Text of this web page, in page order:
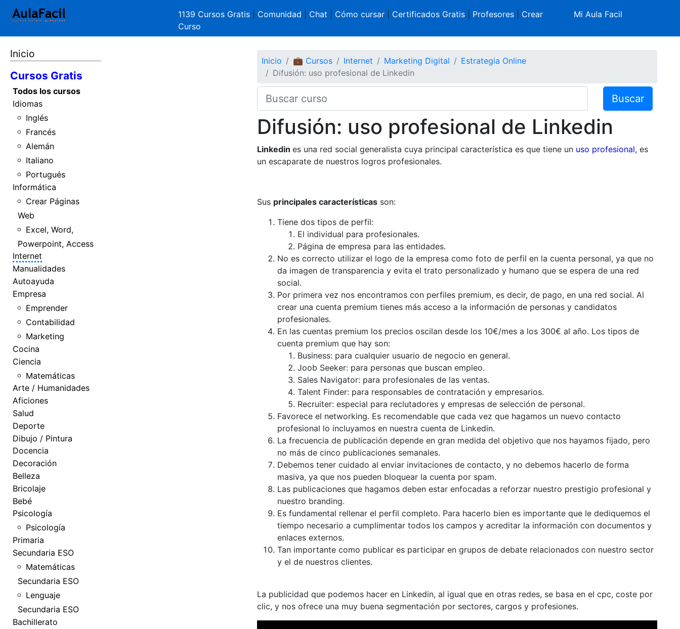
1139 Cursos Gratis Comunidad Chat Cómo cursar| Certificados Gratis| Profesores| Crear
Curso
Mi Aula Facil
Inicio
Cursos Gratis
Todos los cursos
Idiomas
Inglés
Francés
Alemán
Italiano
Portugués
Informática
Crear Páginas
Web
Excel, Word,
Powerpoint, Access
Internet
Manualidades
Autoayuda
Empresa
Emprender
Contabilidad
Marketing
Cocina
Ciencia
Matemáticas
Arte / Humanidades
Aficiones
Salud
Deporte
Dibujo / Pintura
Docencia
Decoración
Belleza
Bricolaje
Bebé
Psicología
Psicología
Primaria
Secundaria ESO
Matemáticas
Secundaria ESO
Lenguaje
Secundaria ESO
Bachillerato
Inicio 💼 Cursos Internet Marketing Digital
Estrategia Online
Difusión: uso profesional de Linkedin
Buscar
Difusión: uso profesional de Linkedin
Linkedin es una red social generalista cuya principal característica es que tiene un uso profesional, es
un escaparate de nuestros logros profesionales.
Sus principales característicasson:
Tiene dos tipos de perfil:
El individual para profesionales.
Página de empresa para las entidades.
No es correcto utilizar el logo de la empresa como foto de perfil en la cuenta personal, ya que no
da imagen de transparencia y evita el trato personalizado y humano que se espera de una red
social.
Por primera vez nos encontramos con perfiles premium, es decir, de pago, en una red social. Al
crear una cuenta premium tienes más acceso a la información de personas y candidatos
profesionales.
En las cuentas premium los precios oscilan desde los 10€/mes a los 300€ al año. Los tipos de
cuenta premium que hay son:
Business: para cualquier usuario de negocio en general.
Joob Seeker: para personas que buscan empleo.
Sales Navigator: para profesionales de las ventas.
Talent Finder: para responsables de contratación y empresarios.
Recruiter: especial para reclutadores y empresas de selección de personal.
Favorece el networking. Es recomendable que cada vez que hagamos un nuevo contacto
profesional lo incluyamos en nuestra cuenta de Linkedin.
La frecuencia de publicación depende en gran medida del objetivo que nos hayamos fijado, pero
no más de cinco publicaciones semanales.
Debemos tener cuidado al enviar invitaciones de contacto, y no debemos hacerlo de forma
masiva, ya que nos pueden bloquear la cuenta por spam.
Las publicaciones que hagamos deben estar enfocadas a reforzar nuestro prestigio profesional y
nuestro branding.
Es fundamental rellenar el perfil completo. Para hacerlo bien es importante que le dediquemos el
tiempo necesario a cumplimentar todos los campos y acreditar la información con documentos y
enlaces externos.
Tan importante como publicar es participar en grupos de debate relacionados con nuestro sector
y el de nuestros clientes.
La publicidad que podemos hacer en Linkedin, al igual que en otras redes, se basa en el cpc, coste por
clic, y nos ofrece una muy buena segmentación por sectores, cargos y profesiones.